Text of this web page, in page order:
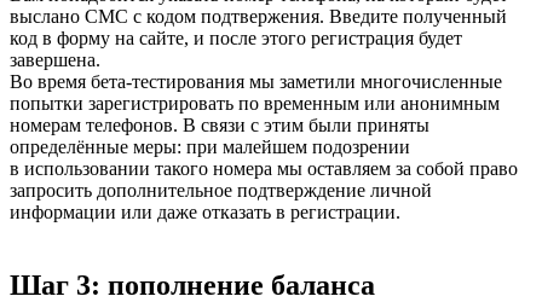
выслано СМС c кодом подтвержения. Введите полученный
код в форму на сайте, и после этого регистрация будет
завершена.
Во время бета-тестирования мы заметили многочисленные
попытки зарегистрировать по временным или анонимным
номерам телефонов. В связи с этим были приняты
определённые меры: при малейшем подозрении
в использовании такого номера мы оставляем за собой право
запросить дополнительное подтверждение личной
информации или даже отказать в регистрации.
Шаг 3: пополнение баланса